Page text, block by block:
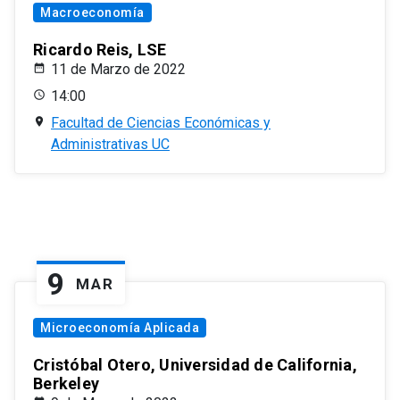
Macroeconomía
Ricardo Reis, LSE
11 de Marzo de 2022
14:00
Facultad de Ciencias Económicas y
Administrativas UC
9 MAR
Microeconomía Aplicada
Cristóbal Otero, Universidad de California,
Berkeley